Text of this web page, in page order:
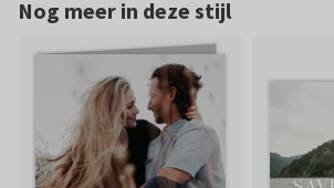
Nog meer in deze stijl